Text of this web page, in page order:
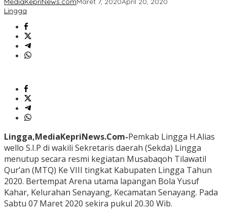
Lingga
Lingga,MediaKepriNews.Com-Pemkab Lingga H.Alias
wello S.I.P di wakili Sekretaris daerah (Sekda) Lingga
menutup secara resmi kegiatan Musabaqoh Tilawatil
Qur’an (MTQ) Ke VIII tingkat Kabupaten Lingga Tahun
2020. Bertempat Arena utama lapangan Bola Yusuf
Kahar, Kelurahan Senayang, Kecamatan Senayang. Pada
Sabtu 07 Maret 2020 sekira pukul 20.30 Wib.